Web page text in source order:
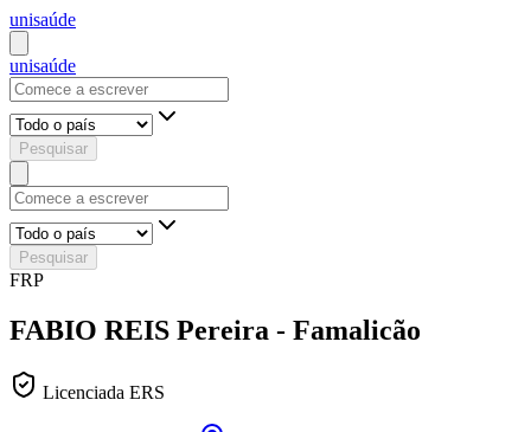
unisaúde
unisaúde
Pesquisar
Pesquisar
FRP
FABIO REIS Pereira - Famalicão
Licenciada ERS